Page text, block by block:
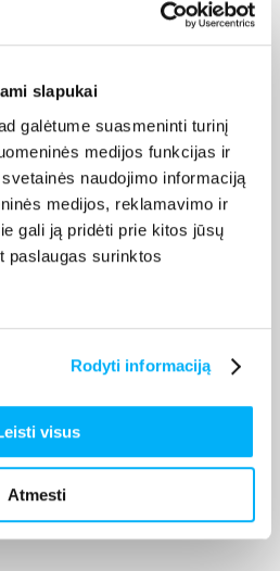
slapukai
galėtume suasmeninti turinį
medijos funkcijas ir
naudojimo informaciją
medijos, reklamavimo ir
gali ją pridėti prie kitos jūsų
paslaugas surinktos
Rodyti informaciją
visus
Atmesti
apie prekes
ir žaidimams, likome patenkinti.
aprašyta. Ačiū.